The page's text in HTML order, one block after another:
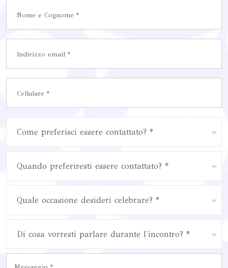
Come preferisci essere contattato? *
Quando preferiresti essere contattato? *
Quale occasione desideri celebrare? *
Di cosa vorresti parlare durante l'incontro? *